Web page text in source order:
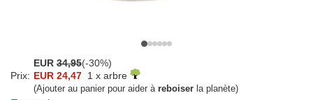
EUR 34,95(-30%)
Prix: EUR 24,47 1 x arbre
(Ajouter au panier pour aider à reboiser la planète)